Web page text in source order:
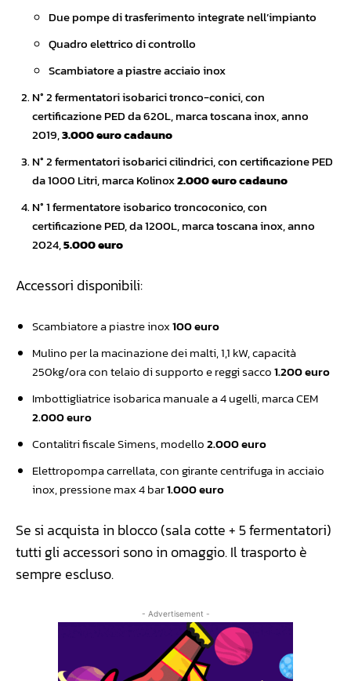
Due pompe di trasferimento integrate nell’impianto
Quadro elettrico di controllo
Scambiatore a piastre acciaio inox
N° 2 fermentatori isobarici tronco-conici, con
certificazione PED da 620L, marca toscana inox, anno
2019,3.000 euro cadauno
N° 2 fermentatori isobarici cilindrici, con certificazione PED
da 1000 Litri, marca Kolinox2.000 euro cadauno
N° 1 fermentatore isobarico troncoconico, con
certificazione PED, da 1200L, marca toscana inox, anno
2024,5.000 euro
Accessori disponibili:
Scambiatore a piastre inox100 euro
Mulino per la macinazione dei malti, 1,1 kW, capacità
250kg/ora con telaio di supporto e reggi sacco1.200 euro
Imbottigliatrice isobarica manuale a 4 ugelli, marca CEM
2.000 euro
Contalitri fiscale Simens, modello2.000 euro
Elettropompa carrellata, con girante centrifuga in acciaio
inox, pressione max 4 bar1.000 euro
Se si acquista in blocco (sala cotte + 5 fermentatori)
tutti gli accessori sono in omaggio. Il trasporto è
sempre escluso.
- Advertisement -